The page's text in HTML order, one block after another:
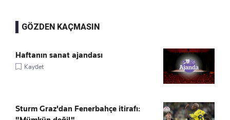
GÖZDEN KAÇMASIN
Haftanın sanat ajandası
Kaydet
Sturm Graz'dan Fenerbahçe itirafı: